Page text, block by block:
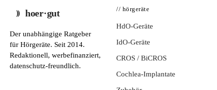
hoer·gut
Der unabhängige Ratgeber
für Hörgeräte. Seit 2014.
Redaktionell, werbefinanziert,
datenschutz-freundlich.
// hörgeräte
HdO-Geräte
IdO-Geräte
CROS / BiCROS
Cochlea-Implantate